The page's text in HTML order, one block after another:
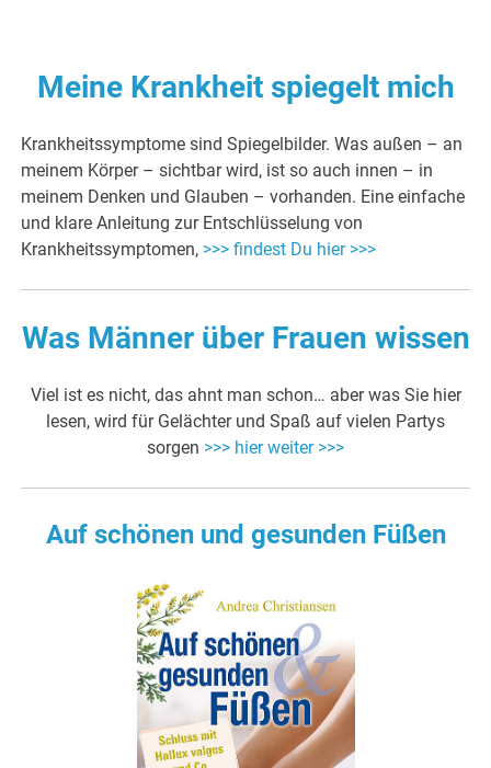
Meine Krankheit spiegelt mich
Krankheitssymptome sind Spiegelbilder. Was außen – an
meinem Körper – sichtbar wird, ist so auch innen – in
meinem Denken und Glauben – vorhanden. Eine einfache
und klare Anleitung zur Entschlüsselung von
Krankheitssymptomen, >>> findest Du hier >>>
Was Männer über Frauen wissen
Viel ist es nicht, das ahnt man schon… aber was Sie hier
lesen, wird für Gelächter und Spaß auf vielen Partys
sorgen >>> hier weiter >>>
Auf schönen und gesunden Füßen